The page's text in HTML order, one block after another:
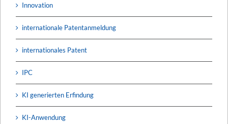
Innovation
internationale Patentanmeldung
internationales Patent
IPC
KI generierten Erfindung
KI-Anwendung